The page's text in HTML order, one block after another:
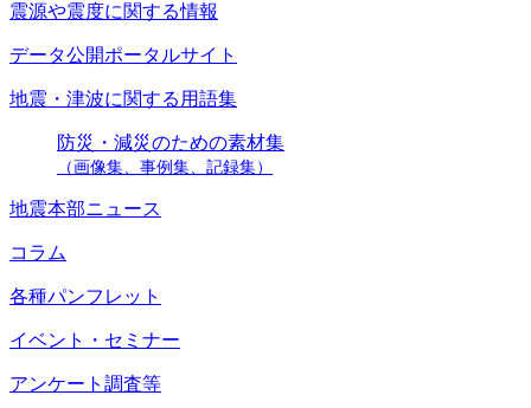
震源や震度に関する情報
データ公開ポータルサイト
地震・津波に関する用語集
防災・減災のための素材集
（画像集、事例集、記録集）
地震本部ニュース
コラム
各種パンフレット
イベント・セミナー
アンケート調査等